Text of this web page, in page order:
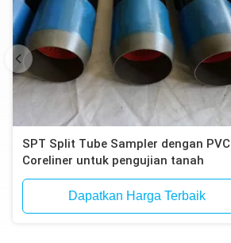
SPT Split Tube Sampler dengan PVC
Coreliner untuk pengujian tanah
Dapatkan Harga Terbaik